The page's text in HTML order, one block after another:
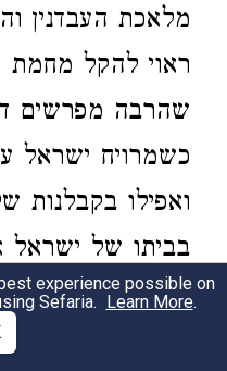
מלאכת העבדנין
ראוי להקל מחמת
שהרבה מפרשים
כשמרויח ישראל
ואפילו בקבלנות
בביתו של
אין דר שם ואין
אם יעשה בצנעה
experience possible on
Sefaria. Learn More.